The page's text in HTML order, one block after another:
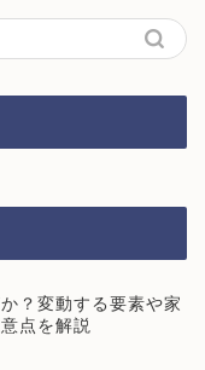
？変動する要素や家
点を解説